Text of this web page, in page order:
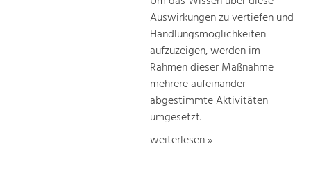
Auswirkungen zu vertiefen und
Handlungsmöglichkeiten
aufzuzeigen, werden im
Rahmen dieser Maßnahme
mehrere aufeinander
abgestimmte Aktivitäten
umgesetzt.
weiterlesen »